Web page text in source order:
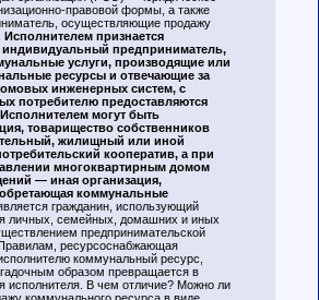
правовой формы, а также
осуществляющие продажу
Исполнителем признается
предприниматель,
услуги, производящие или
ресурсы и отвечающие за
инженерных систем, с
потребителю предоставляются
могут быть
товарищество собственников
жилищный или иной
кооператив, а при
многоквартирным домом
— иная организация,
коммунальные
гражданин, использующий
личных, семейных, домашних и иных
предпринимательской
ресурсоснабжающая
коммунальный ресурс,
образом превращается в
исполнителя. В чем отличие? Можно ли